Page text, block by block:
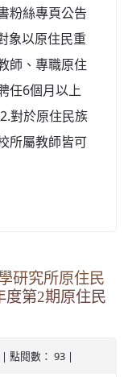
粉絲專頁公告
象以原住民重
師、專職原住
任6個月以上
對於原住民族
所屬教師皆可
研究所原住民
度第2期原住民
| 點閱數： 93 |